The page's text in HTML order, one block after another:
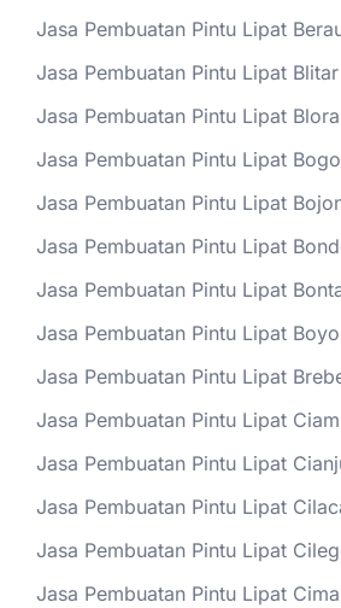
Jasa Pembuatan Pintu Lipat
Jasa Pembuatan Pintu Lipat Blitar
Jasa Pembuatan Pintu Lipat Blora
Jasa Pembuatan Pintu Lipat
Jasa Pembuatan Pintu Lipat
Jasa Pembuatan Pintu Lipat
Jasa Pembuatan Pintu Lipat
Jasa Pembuatan Pintu Lipat
Jasa Pembuatan Pintu Lipat
Jasa Pembuatan Pintu Lipat
Jasa Pembuatan Pintu Lipat
Jasa Pembuatan Pintu Lipat
Jasa Pembuatan Pintu Lipat
Jasa Pembuatan Pintu Lipat